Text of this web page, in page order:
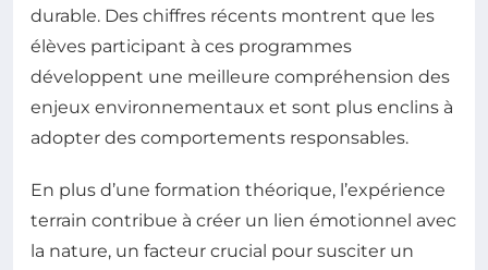
durable. Des chiffres récents montrent que les
élèves participant à ces programmes
développent une meilleure compréhension des
enjeux environnementaux et sont plus enclins à
adopter des comportements responsables.
En plus d’une formation théorique, l’expérience
terrain contribue à créer un lien émotionnel avec
la nature, un facteur crucial pour susciter un